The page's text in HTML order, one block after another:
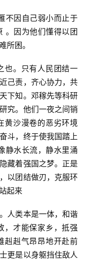
不因自己弱小而止于
。因为他们懂得以团
所困。
也。只有人民团结一
己责，齐心协力，共
下知。邓稼先等科研
究。他们一夜之间销
黄沙漫卷的恶劣环境
斗，终于使我国踏上
静水长流，静水里涌
藏着强国之梦。正是
以团结做刃，克服环
起来
人类本是一体，和谐
，才能保家乡，抵强
赳赳气昂昂地开赴前
更是以身躯挡住敌人